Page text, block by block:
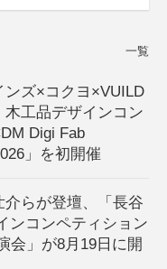
一覧
ンズ×コクヨ×VUILD
工品デザインコン
Digi Fab
」を初開催
らが登壇、「長谷
ンコンペティション
会」が8月19日に開